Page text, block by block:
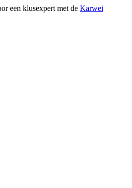
een klusexpert met de Karwei